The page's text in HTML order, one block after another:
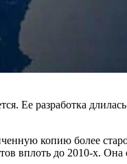
Ее разработка
копию более
вплоть до 2010-х.